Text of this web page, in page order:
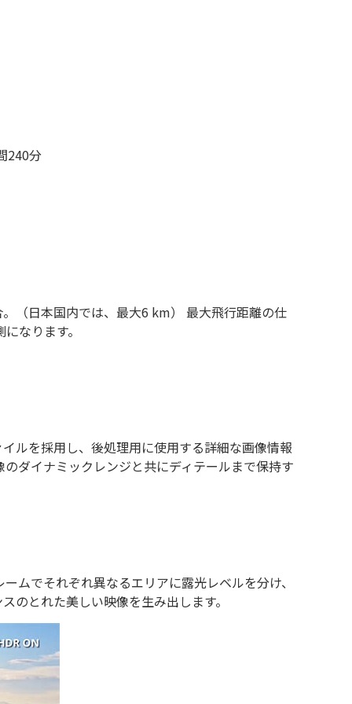
240分
（日本国内では、最大6 km） 最大飛行距離の仕
なります。
ルを採用し、後処理用に使用する詳細な画像情報
ダイナミックレンジと共にディテールまで保持す
ムでそれぞれ異なるエリアに露光レベルを分け、
のとれた美しい映像を生み出します。